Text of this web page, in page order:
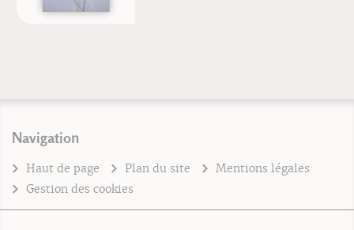
Navigation
Haut de page Plan du site
Mentions légales
Gestion des cookies